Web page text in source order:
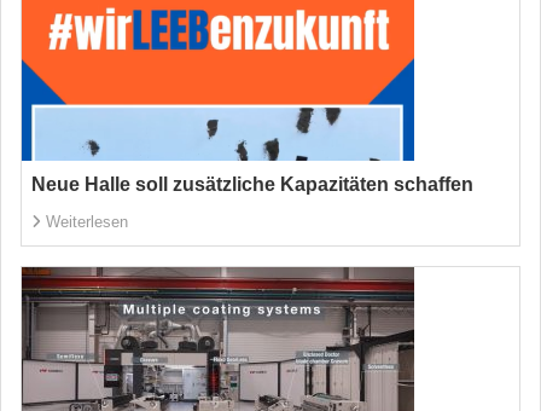
Neue Halle soll zusätzliche Kapazitäten schaffen
Weiterlesen